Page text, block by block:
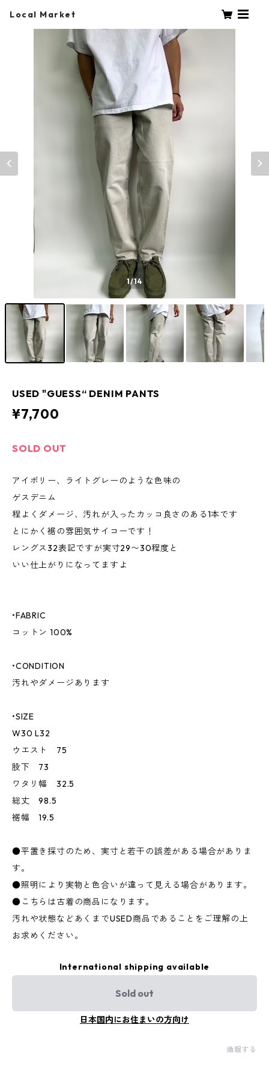
Local Market
1/14
USED "GUESS“ DENIM PANTS
¥7,700
SOLD OUT
アイボリー、ライトグレーのような色味の
ゲスデニム
程よくダメージ、汚れが入ったカッコ良さのある1本です
とにかく裾の雰囲気サイコーです！
レングス32表記ですが実寸29〜30程度と
いい仕上がりになってますよ
•FABRIC
コットン 100%
•CONDITION
汚れやダメージあります
•SIZE
W30 L32
ウエスト 75
股下 73
ワタリ幅 32.5
総丈 98.5
裾幅 19.5
●平置き採寸のため、実寸と若干の誤差がある場合がありま
す。
●照明により実物と色合いが違って見える場合があります。
●こちらは古着の商品になります。
汚れや状態などあくまでUSED商品であることをご理解の上
お求めください。
International shipping available
Sold out
日本国内にお住まいの方向け
通報する